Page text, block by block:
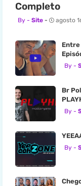
Completo
Site agosto
Br